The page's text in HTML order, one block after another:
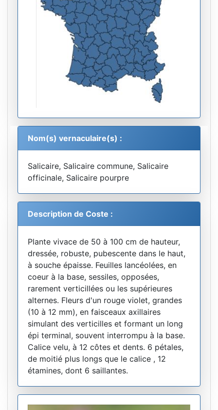
Nom(s) vernaculaire(s) :
Salicaire, Salicaire commune, Salicaire
officinale, Salicaire pourpre
Description de Coste :
Plante vivace de 50 à 100 cm de hauteur,
dressée, robuste, pubescente dans le haut,
à souche épaisse. Feuilles lancéolées, en
coeur à la base, sessiles, opposées,
rarement verticillées ou les supérieures
alternes. Fleurs d'un rouge violet, grandes
(10 à 12 mm), en faisceaux axillaires
simulant des verticilles et formant un long
épi terminal, souvent interrompu à la base.
Calice velu, à 12 côtes et dents. 6 pétales,
de moitié plus longs que le calice , 12
étamines, dont 6 saillantes.